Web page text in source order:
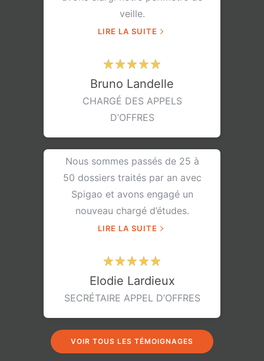
veille.
LIRE LA SUITE
Bruno Landelle
CHARGÉ DES APPELS
D’OFFRES
Nous sommes passés de 25 à
50 dossiers traités par an avec
Spigao et avons engagé un
nouveau chargé d’études.
LIRE LA SUITE
Elodie Lardieux
SECRÉTAIRE APPEL D’OFFRES
VOIR TOUS LES TÉMOIGNAGES